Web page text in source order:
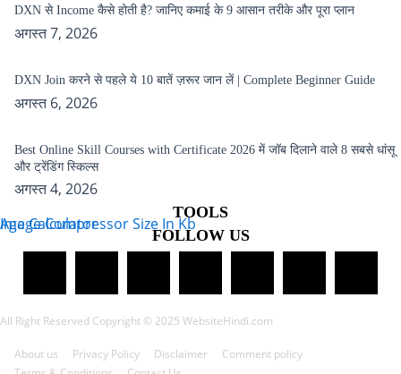
DXN से Income कैसे होती है? जानिए कमाई के 9 आसान तरीके और पूरा प्लान
अगस्त 7, 2026
DXN Join करने से पहले ये 10 बातें ज़रूर जान लें | Complete Beginner Guide
अगस्त 6, 2026
Best Online Skill Courses with Certificate 2026 में जॉब दिलाने वाले 8 सबसे धांसू
और ट्रेंडिंग स्किल्स
अगस्त 4, 2026
TOOLS
Age Calculator
Image Compressor Size In Kb
FOLLOW US
All Right Reserved Copyright © 2025 WebsiteHindi.com
About us Privacy Policy Disclaimer
Comment policy